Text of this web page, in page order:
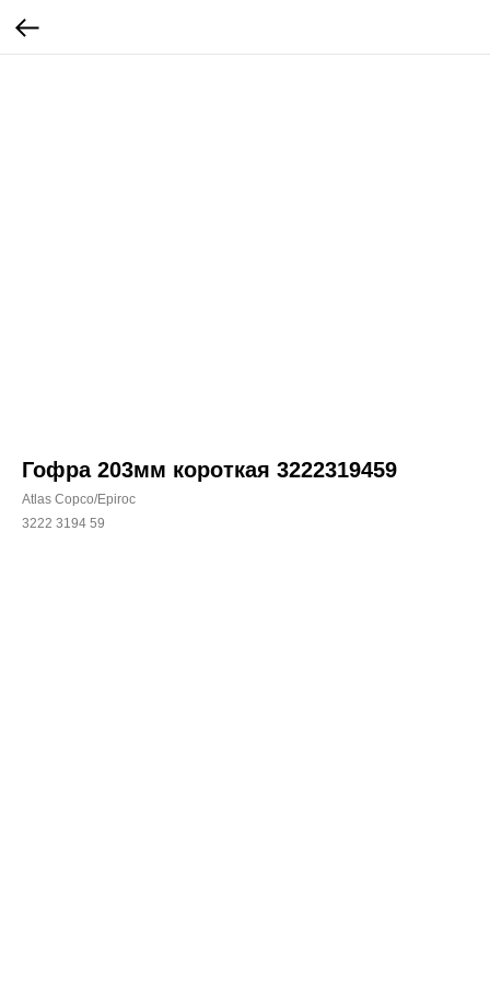
Гофра 203мм короткая 3222319459
Atlas Copco/Epiroc
3222 3194 59